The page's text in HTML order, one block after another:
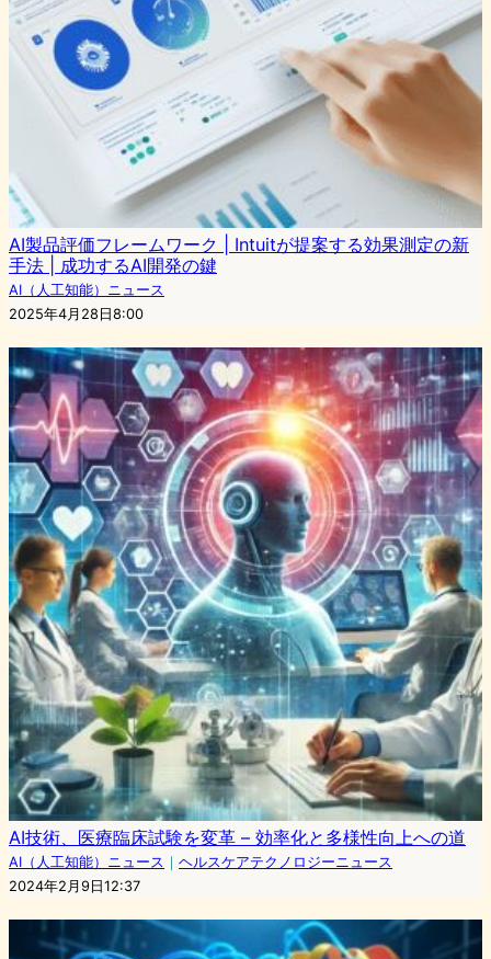
AI製品評価フレームワーク | Intuitが提案する効果測定の新
手法 | 成功するAI開発の鍵
AI（人工知能）ニュース
2025年4月28日8:00
AI技術、医療臨床試験を変革 – 効率化と多様性向上への道
AI（人工知能）ニュース ｜ ヘルスケアテクノロジーニュース
2024年2月9日12:37